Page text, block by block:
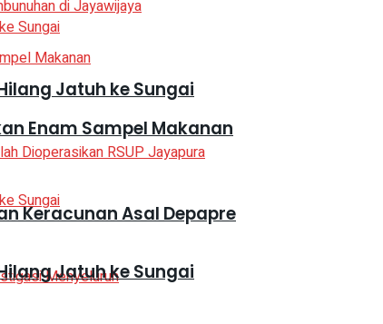
Jatuh ke Sungai
Keracunan Asal Depapre
Enam Sampel Makanan
Jatuh ke Sungai